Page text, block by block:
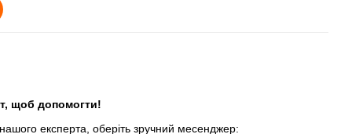
щоб допомогти!
експерта, оберіть зручний месенджер: